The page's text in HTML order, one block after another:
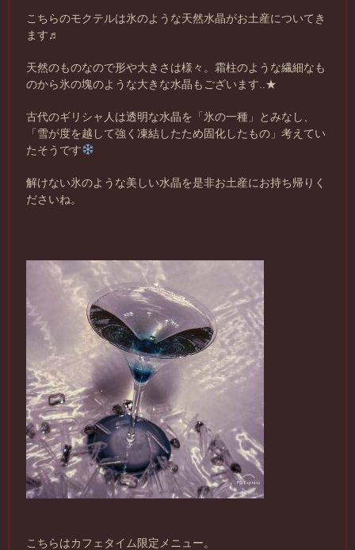
こちらのモクテルは氷のような天然水晶がお土産についてき
ます♬
天然のものなので形や大きさは様々。霜柱のような繊細なも
のから氷の塊のような大きな水晶もございます..★
古代のギリシャ人は透明な水晶を「氷の一種」とみなし、
「雪が度を越して強く凍結したため固化したもの」考えてい
たそうです
解けない氷のような美しい水晶を是非お土産にお持ち帰りく
ださいね。
こちらはカフェタイム限定メニュー。